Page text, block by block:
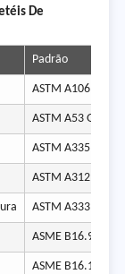
De
Padrão
ASTM A106 Gr.B /
ASTM A53 Gr.B /
ASTM A335 P11,
ASTM A312
ASTM A333 Gr.6
ASME B16.9
ASME B16.11